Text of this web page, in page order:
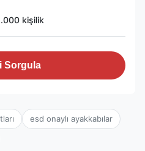
kişilik
Sorgula
esd onaylı ayakkabılar